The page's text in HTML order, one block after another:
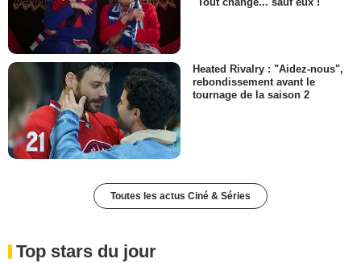
"Tout change... sauf eux !"
Heated Rivalry : "Aidez-nous",
rebondissement avant le
tournage de la saison 2
Toutes les actus Ciné & Séries
Top stars du jour